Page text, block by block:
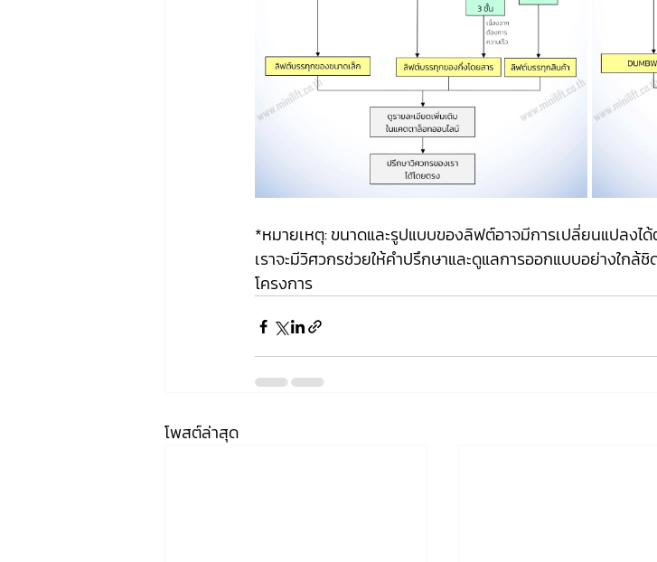
*หมายเหตุ: ขนาดและรูปแบบของลิฟต์อาจมีการเปลี่ยนแปลงไ
เราจะมีวิศวกรช่วยให้คำปรึกษาและดูแลการออกแบบอย่างใกล้
โครงการ
โพสต์ล่าสุด